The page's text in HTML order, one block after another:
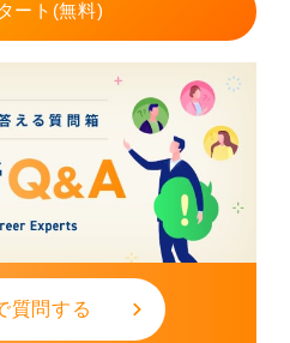
ート(無料)
質問する